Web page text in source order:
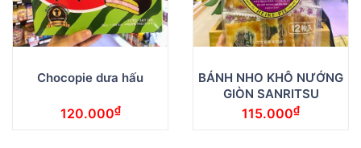
Chocopie dưa hấu
120.000₫
BÁNH NHO KHÔ NƯỚNG
GIÒN SANRITSU
115.000₫